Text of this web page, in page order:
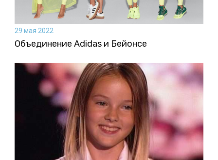
29 мая 2022
Объединение Adidas и Бейонсе